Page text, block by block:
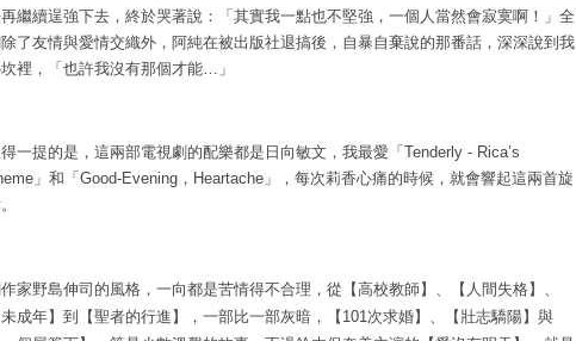
繼續逞強下去，終於哭著說：「其實我一點也不堅強，一個人當然會寂寞啊！」全
了友情與愛情交織外，阿純在被出版社退搞後，自暴自棄說的那番話，深深說到我
裡，「也許我沒有那個才能… 」
一提的是，這兩部電視劇的配樂都是日向敏文，我最愛「 Tenderly - Rica’s
」和「 Good-Evening ， Heartache 」，每次莉香心痛的時候，就會響起這兩首旋
家野島伸司的風格，一向都是苦情得不合理，從 【高校教師】 、 【 人間失格】 、
未成年】 到 【聖者的行進】 ，一部比一部灰暗， 【 101次求婚】 、 【壯志驕陽】 與